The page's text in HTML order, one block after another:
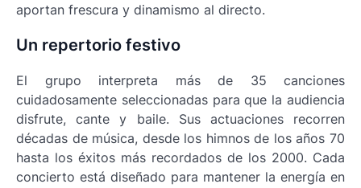
aportan frescura y dinamismo al directo.
Un repertorio festivo
El grupo interpreta más de 35 canciones
cuidadosamente seleccionadas para que la audiencia
disfrute, cante y baile. Sus actuaciones recorren
décadas de música, desde los himnos de los años 70
hasta los éxitos más recordados de los 2000. Cada
concierto está diseñado para mantener la energía en